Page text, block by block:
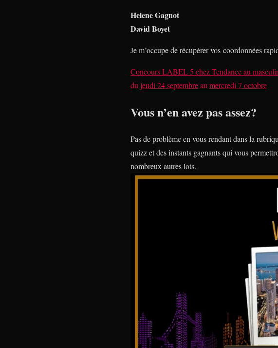
Helene Gagnot
David Boyet
Je m’occupe de récupérer vos coordonnées
Concours LABEL 5 chezTendance au
dujeudi 24 septembreaumercredi 7 octobre
Vous n’en avez pas assez?
Pas de problème en vous rendant dans la
quizz et des instants gagnants qui vous
nombreux autres lots.